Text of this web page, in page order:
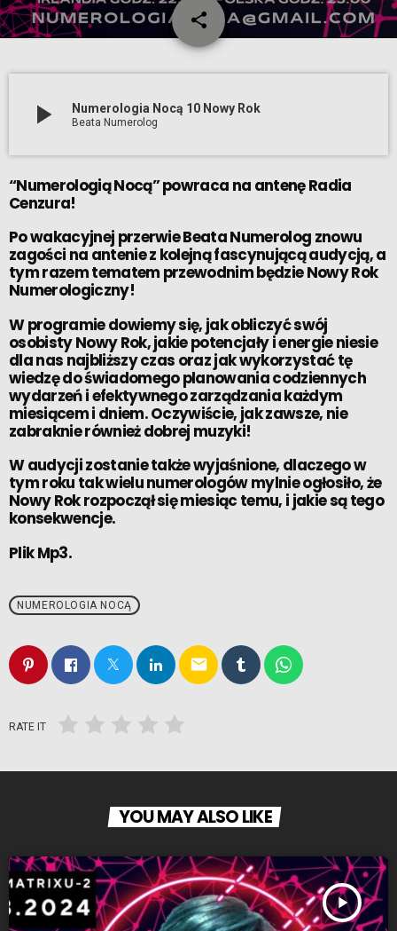
share
email
play_arrow Numerologia Nocą 10 Nowy Rok
Beata Numerolog
“Numerologią Nocą” powraca na antenę Radia
Cenzura!
Po wakacyjnej przerwie Beata Numerolog znowu
zagości na antenie z kolejną fascynującą audycją, a
tym razem tematem przewodnim będzie Nowy Rok
Numerologiczny!
W programie dowiemy się, jak obliczyć swój
osobisty Nowy Rok, jakie potencjały i energie niesie
dla nas najbliższy czas oraz jak wykorzystać tę
wiedzę do świadomego planowania codziennych
wydarzeń i efektywnego zarządzania każdym
miesiącem i dniem. Oczywiście, jak zawsze, nie
zabraknie również dobrej muzyki!
W audycji zostanie także wyjaśnione, dlaczego w
tym roku tak wielu numerologów mylnie ogłosiło, że
Nowy Rok rozpoczął się miesiąc temu, i jakie są tego
konsekwencje.
Plik Mp3.
NUMEROLOGIA NOCĄ
email
RATE IT
YOU MAY ALSO LIKE
play_arrow